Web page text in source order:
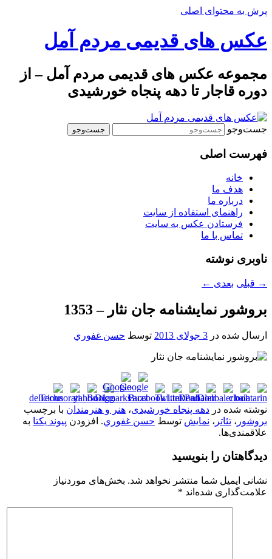
پرش به محتوای اصلی
عکس های قدیمی مردم آمل
مجموعه عکس های قدیمی مردم آمل – از
دوره قاجار تا دهه پنجاه خورشیدی
جست‌وجو
فهرست اصلی
خانه
هدف ما
درباره ما
راهنمای استفاده از سایت
فرستادن عکس به سایت
تماس با ما
ناوبری نوشته
→ قبلی بعدی ←
بروشور نمايشنامه جان نثار – 1353
ارسال شده در 3 جولای 2013 توسط حسن غفوري
نوشته شده در دهه پنجاه خورشیدی، هنر و هنرمندان با برچسب
بروشور ، تئاتر ، نمایش توسط حسن غفوري. افزودن پیوند یکتا به
علاقمندی‌ها.
دیدگاهتان را بنویسید
نشانی ایمیل شما منتشر نخواهد شد. بخش‌های موردنیاز
علامت‌گذاری شده‌اند *